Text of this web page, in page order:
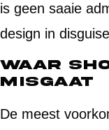
is geen saaie
design in
Waar
misgaat
De meest